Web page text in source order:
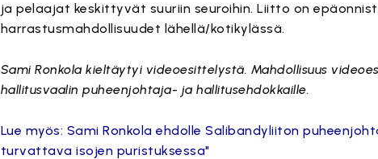
ja pelaajat keskittyvät suuriin seuroihin. Liitto on
harrastusmahdollisuudet lähellä/kotikylässä.
Sami Ronkola kieltäytyi videoesittelystä. Mahdollisuus
hallitusvaalin puheenjohtaja- ja hallitusehdokkaille.
Lue myös: Sami Ronkola ehdolle Salibandyliiton
turvattava isojen puristuksessa"